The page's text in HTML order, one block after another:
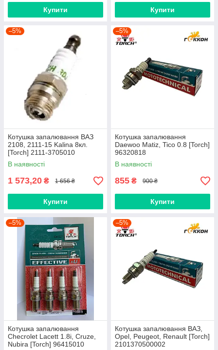
Купити Купити
–5%
Котушка запалювання ВАЗ
2108, 2111-15 Kalina 8кл.
[Torch] 2111-3705010
В наявності
1 573,20 ₴ 1 656 ₴
Купити
–5%
Котушка запалювання
Daewoo Matiz, Tico 0.8 [Torch]
96320818
В наявності
855 ₴ 900 ₴
Купити
–5%
Котушка запалювання
Checrolet Lacett 1.8i, Cruze,
Nubira [Torch] 96415010
–5%
Котушка запалювання ВАЗ,
Opel, Peugeot, Renault [Torch]
2101370500002